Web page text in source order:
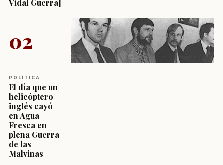
Vidal Guerra]
02
POLÍTICA
El día que un
helicóptero
inglés cayó
en Agua
Fresca en
plena Guerra
de las
Malvinas